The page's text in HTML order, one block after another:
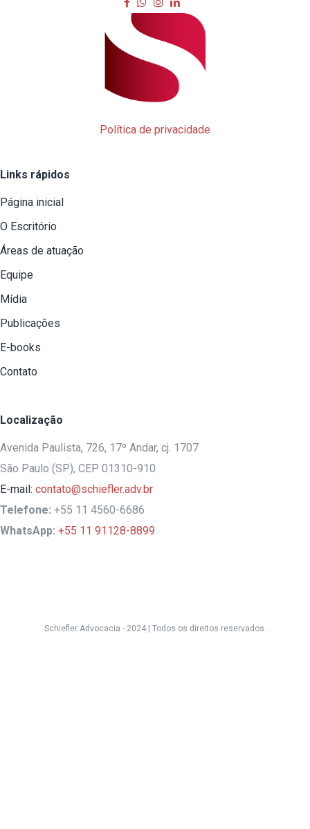
Política de privacidade
Links rápidos
Página inicial
O Escritório
Áreas de atuação
Equipe
Mídia
Publicações
E-books
Contato
Localização
Avenida Paulista, 726, 17º Andar, cj. 1707
São Paulo (SP), CEP 01310-910
E-mail: contato@schiefler.adv.br
Telefone: +55 11 4560-6686
WhatsApp: +55 11 91128-8899
Schiefler Advocacia - 2024 | Todos os direitos reservados.